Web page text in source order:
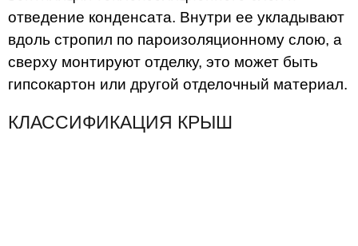
отведение конденсата. Внутри ее укладывают
вдоль стропил по пароизоляционному слою, а
сверху монтируют отделку, это может быть
гипсокартон или другой отделочный материал.
КЛАССИФИКАЦИЯ КРЫШ